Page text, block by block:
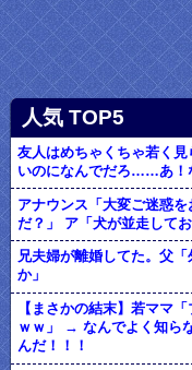
人気 TOP5
友人はめちゃくちゃ若く
いのになんでだろ……あ！
アナウンス「大変ご迷惑
だ？」 ア「犬が並走して
兄夫婦が離婚してた。父
か」
【まさかの結末】若ママ
ｗｗ」 → なんでよく知ら
んだ！！！